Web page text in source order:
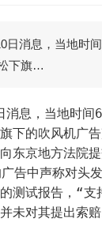
日消息，当地时
下旗…
消息，当地时
下的吹风机广
东京地方法院
广告中声称对头
测试报告，“支
未对其提出索赔